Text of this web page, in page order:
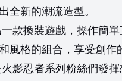
全新的潮流造型。
款換裝遊戲，操作簡
風格的組合，享受創作
影忍者系列粉絲們發